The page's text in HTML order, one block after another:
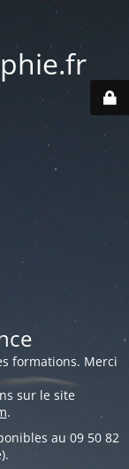
formations. Merci
sur le site
.
au 09 50 82